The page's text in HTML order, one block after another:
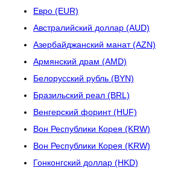
Евро (EUR)
Австралийский доллар (AUD)
Азербайджанский манат (AZN)
Армянский драм (AMD)
Белорусский рубль (BYN)
Бразильский реал (BRL)
Венгерский форинт (HUF)
Вон Республики Корея (KRW)
Вон Республики Корея (KRW)
Гонконгский доллар (HKD)